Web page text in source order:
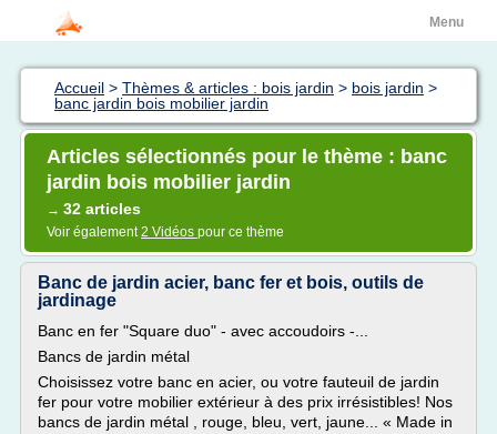
Menu
Accueil > Thèmes & articles : bois jardin > bois jardin >
banc jardin bois mobilier jardin
Articles sélectionnés pour le thème : banc
jardin bois mobilier jardin
→ 32 articles
Voir également2 Vidéos pour ce thème
Banc de jardin acier, banc fer et bois, outils de
jardinage
Banc en fer "Square duo" - avec accoudoirs -...
Bancs de jardin métal
Choisissez votre banc en acier, ou votre fauteuil de jardin
fer pour votre mobilier extérieur à des prix irrésistibles! Nos
bancs de jardin métal , rouge, bleu, vert, jaune... « Made in